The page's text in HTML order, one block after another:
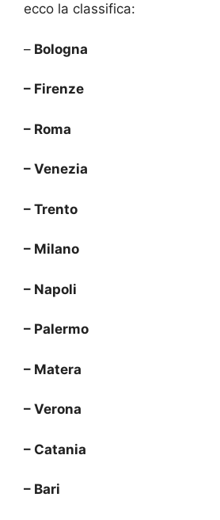
ecco la classifica:
– Bologna
– Firenze
– Roma
– Venezia
– Trento
– Milano
– Napoli
– Palermo
– Matera
– Verona
– Catania
– Bari